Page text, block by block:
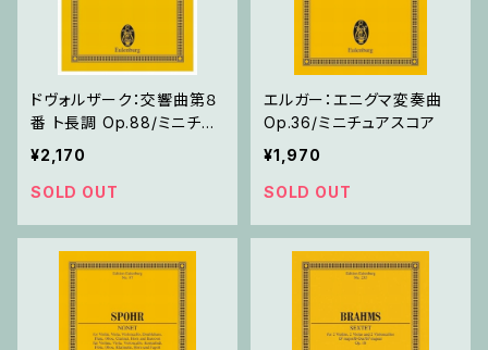
ドヴォルザーク：交響曲第８
番 ト長調 Op.88/ミニチュ
アスコア
¥2,170
SOLD OUT
エルガー：エニグマ変奏曲
Op.36/ミニチュアスコア
¥1,970
SOLD OUT